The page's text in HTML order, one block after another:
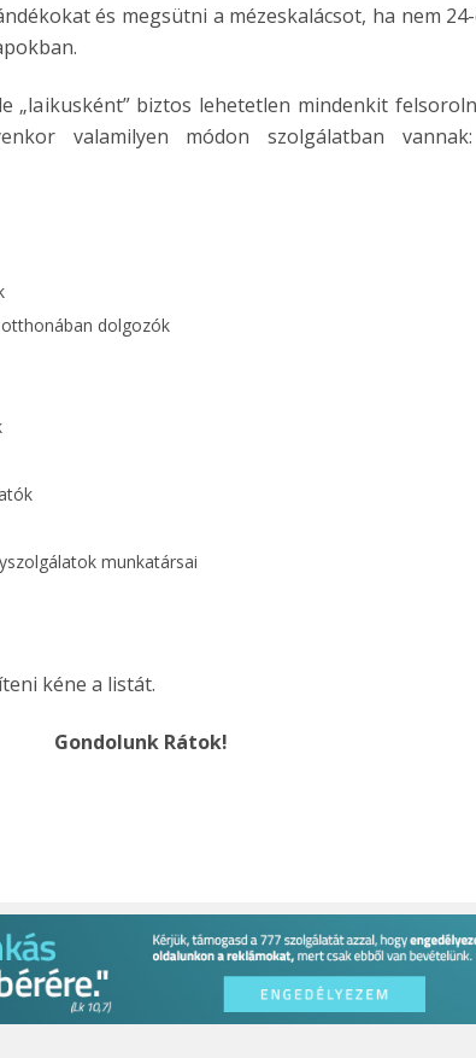
és megsütni a mézeskalácsot, ha nem
„laikusként” biztos lehetetlen mindenkit
valamilyen módon szolgálatban
dolgozók
munkatársai
kéne a listát.
Gondolunk Rátok!